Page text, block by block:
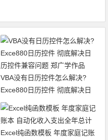
VBA没有日历控件怎么解决?
Exce880日历控件 彻底解决日
历控件兼容问题 郑广学作品
Excel纯函数模板 年度家庭记账